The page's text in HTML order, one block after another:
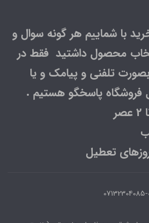
با شماییم هر گونه سوال و
محصول داشتید فقط در
تلفنی و پیامک و یا
پاسخگو هستیم .
تعطیل